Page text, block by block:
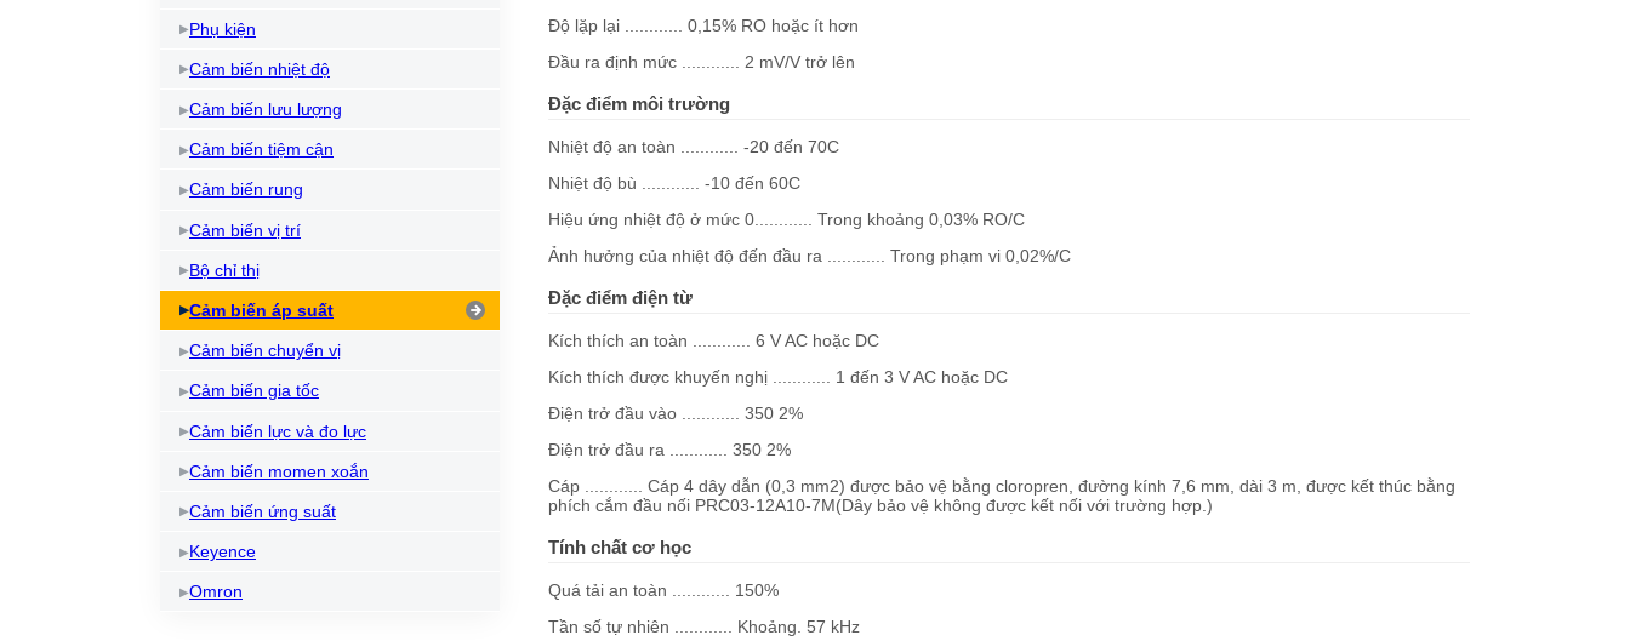
Phụ kiện
Cảm biến nhiệt độ
Cảm biến lưu lượng
Cảm biến tiệm cận
Cảm biến rung
Cảm biến vị trí
Bộ chỉ thị
Cảm biến áp suất
Cảm biến chuyển vị
Cảm biến gia tốc
Cảm biến lực và đo lực
Cảm biến momen xoắn
Cảm biến ứng suất
Keyence
Omron
Độ lặp lại ............ 0,15% RO hoặc ít hơn
Đầu ra định mức ............ 2 mV/V trở lên
Đặc điểm môi trường
Nhiệt độ an toàn ............ -20 đến 70C
Nhiệt độ bù ............ -10 đến 60C
Hiệu ứng nhiệt độ ở mức 0............ Trong khoảng 0,03% RO/C
Ảnh hưởng của nhiệt độ đến đầu ra ............ Trong phạm vi 0,02%/C
Đặc điểm điện từ
Kích thích an toàn ............ 6 V AC hoặc DC
Kích thích được khuyến nghị ............ 1 đến 3 V AC hoặc DC
Điện trở đầu vào ............ 350 2%
Điện trở đầu ra ............ 350 2%
Cáp ............ Cáp 4 dây dẫn (0,3 mm2) được bảo vệ bằng cloropren, đường kính 7,6 mm, dài 3 m, được kết thúc bằng
phích cắm đầu nối PRC03-12A10-7M(Dây bảo vệ không được kết nối với trường hợp.)
Tính chất cơ học
Quá tải an toàn ............ 150%
Tần số tự nhiên ............ Khoảng. 57 kHz